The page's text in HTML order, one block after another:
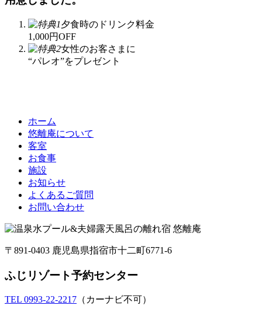
夕食時のドリンク料金
1,000円OFF
女性のお客さまに
“パレオ”をプレゼント
ホーム
悠離庵について
客室
お食事
施設
お知らせ
よくあるご質問
お問い合わせ
〒891-0403 鹿児島県指宿市十二町6771-6
ふじリゾート予約センター
TEL 0993-22-2217 （カーナビ不可）